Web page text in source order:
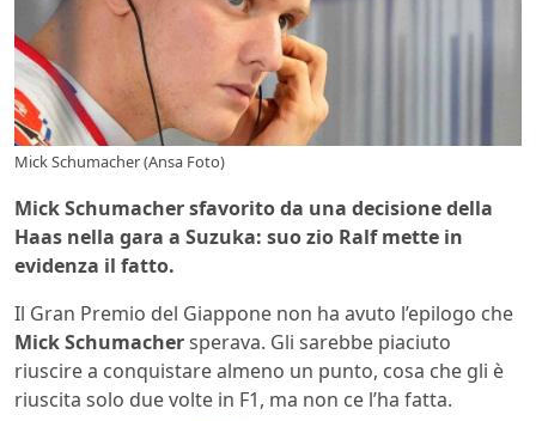
Mick Schumacher (Ansa Foto)
Mick Schumacher sfavorito da una decisione della
Haas nella gara a Suzuka: suo zio Ralf mette in
evidenza il fatto.
Il Gran Premio del Giappone non ha avuto l’epilogo che
Mick Schumachersperava. Gli sarebbe piaciuto
riuscire a conquistare almeno un punto, cosa che gli è
riuscita solo due volte in F1, ma non ce l’ha fatta.